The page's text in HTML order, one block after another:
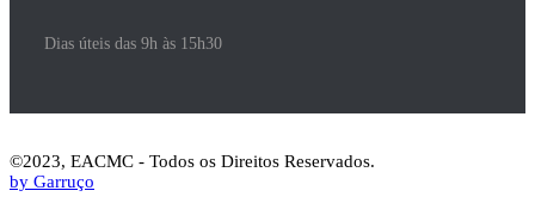
Dias úteis das 9h às 15h30
©2023, EACMC - Todos os Direitos Reservados.
by Garruço